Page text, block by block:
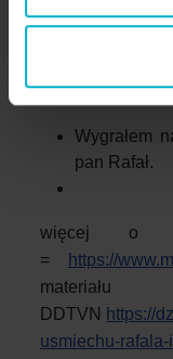
Przed
czasu musieli
Radości nie
Wygrałem
pan Rafał.
więcej o
=
https://
DDTVN https://
usmiechu-